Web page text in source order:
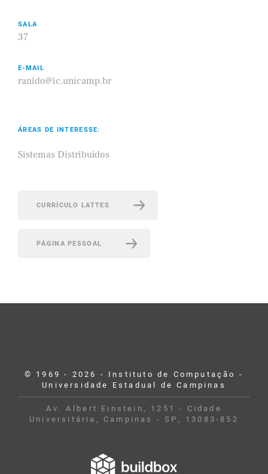
SALA
37
E-MAIL
ranido@ic.unicamp.br
ÁREAS DE INTERESSE:
Sistemas Distribuídos
CURRÍCULO LATTES
PÁGINA PESSOAL
© 1969 - 2026 - Instituto de Computação -
Universidade Estadual de Campinas
Av. Albert Einstein, 1251 - Cidade
Universitária, Campinas - SP, 13083-852